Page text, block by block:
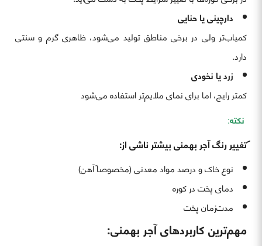
دارچینی یا حنایی
کمیاب‌تر ولی در برخی مناطق تولید می‌شود، ظاهری گرم و سنتی
دارد.
زرد یا نخودی
کمتر رایج، اما برای نمای ملایم‌تر استفاده می‌شود
نکته:
تغییر رنگ آجر بهمنی بیشتر ناشی از:
نوع خاک و درصد مواد معدنی (مخصوصاً آهن)
دمای پخت در کوره
مدت‌زمان پخت
مهم‌ترین کاربردهای آجر بهمنی: